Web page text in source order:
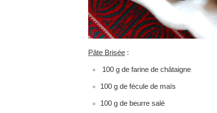
Pâte Brisée :
100 g de farine de châtaigne
100 g de fécule de maïs
100 g de beurre salé